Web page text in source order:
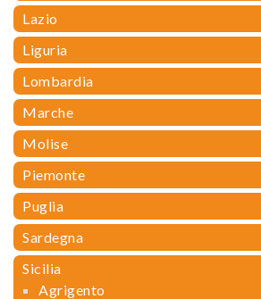
Lazio
Liguria
Lombardia
Marche
Molise
Piemonte
Puglia
Sardegna
Sicilia
Agrigento